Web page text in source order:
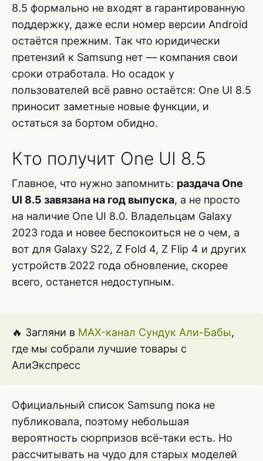
8.5 формально не входят в гарантированную
поддержку, даже если номер версии Android
остаётся прежним. Так что юридически
претензий к Samsung нет — компания свои
сроки отработала. Но осадок у
пользователей всё равно остаётся: One UI 8.5
приносит заметные новые функции, и
остаться за бортом обидно.
Кто получит One UI 8.5
Главное, что нужно запомнить: раздача One
UI 8.5 завязана на год выпуска, а не просто
на наличие One UI 8.0. Владельцам Galaxy
2023 года и новее беспокоиться не о чем, а
вот для Galaxy S22, Z Fold 4, Z Flip 4 и других
устройств 2022 года обновление, скорее
всего, останется недоступным.
🔥 Загляни в MAX-канал Сундук Али-Бабы,
где мы собрали лучшие товары с
АлиЭкспресс
Официальный список Samsung пока не
публиковала, поэтому небольшая
вероятность сюрпризов всё-таки есть. Но
рассчитывать на чудо для старых моделей